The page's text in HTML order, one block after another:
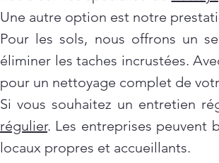
Une autre option est notre
Pour les sols, nous offrons un
éliminer les taches incrustées.
pour un nettoyage complet de
Si vous souhaitez un entretien
régulier. Les entreprises peuvent
locaux propres et accueillants.